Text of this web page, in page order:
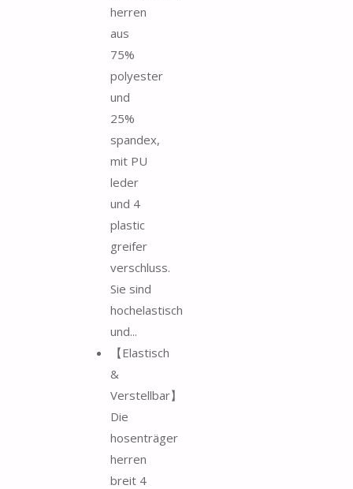
herren
aus
75%
polyester
und
25%
spandex,
mit PU
leder
und 4
plastic
greifer
verschluss.
Sie sind
hochelastisch
und...
【Elastisch
&
Verstellbar】
Die
hosenträger
herren
breit 4